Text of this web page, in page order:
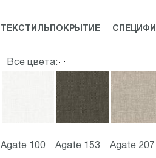
ТЕКСТИЛЬ ПОКРЫТИЕ
Все цвета:
Agate 100 Agate 153 Agate 207